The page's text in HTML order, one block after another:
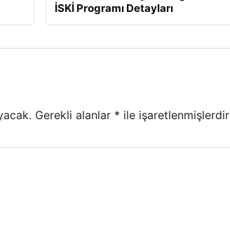
İSKİ Programı Detayları
Gerekli alanlar * ile işaretlenmişlerdir